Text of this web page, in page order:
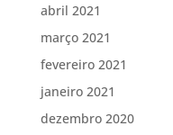
abril 2021
março 2021
fevereiro 2021
janeiro 2021
dezembro 2020